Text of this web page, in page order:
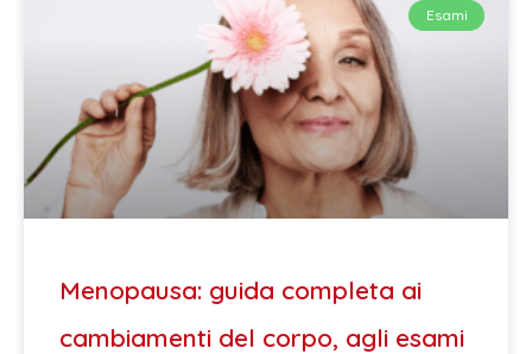
Esami
Menopausa: guida completa ai
cambiamenti del corpo, agli esami